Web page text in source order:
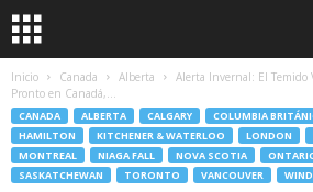
Inicio Canada Alberta
Alerta Invernal: El Temido
Pronto en Canadá,...
CANADA ALBERTA CALGARY COLUMBIA
HAMILTON
KITCHENER & WATERLOO LONDON
MONTREAL
NIAGA FALL NOVA SCOTIA
SASKATCHEWAN
TORONTO VANCOUVER